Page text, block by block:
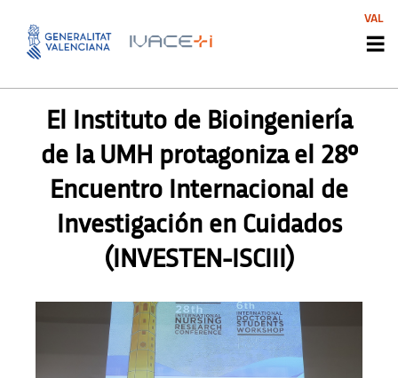
NOTICIAS INNOAGENTS
El Instituto de Bioingeniería
de la UMH protagoniza el 28º
Encuentro Internacional de
Investigación en Cuidados
(INVESTEN-ISCIII)
VAL